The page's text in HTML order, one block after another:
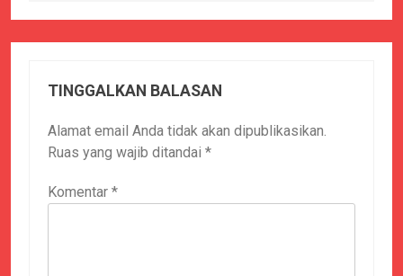
TINGGALKAN BALASAN
Alamat email Anda tidak akan dipublikasikan.
Ruas yang wajib ditandai *
Komentar *